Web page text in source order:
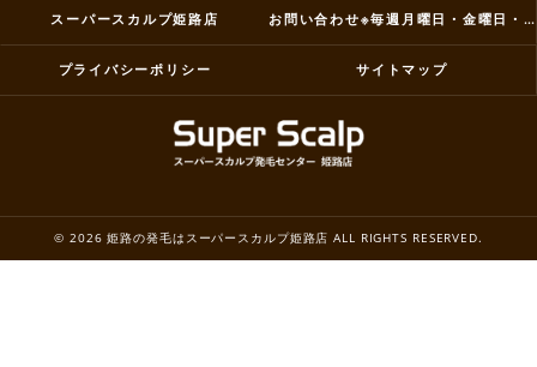
スーパースカルプ姫路店 お問い合わせ※毎週月曜日・金曜日・祝祭日はお休み
プライバシーポリシー サイトマップ
© 2026 姫路の発毛はスーパースカルプ姫路店 ALL RIGHTS RESERVED.